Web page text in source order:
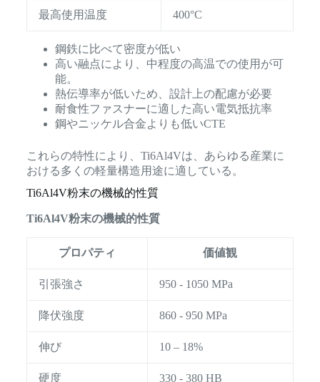
最高使用温度 400°C
鋼鉄に比べて密度が低い
高い融点により、中程度の高温での使用が可
能。
熱伝導率が低いため、設計上の配慮が必要
耐食性ファスナーに適した高い電気抵抗率
鋼やニッケル合金よりも低いCTE
これらの特性により、Ti6Al4Vは、あらゆる産業に
おける多くの軽量構造用途に適している。
Ti6Al4V粉末の機械的性質
Ti6Al4V粉末の機械的性質
プロパティ 価値観
引張強さ 950 - 1050 MPa
降伏強度 860 - 950 MPa
伸び 10 – 18%
硬度 330 - 380 HB